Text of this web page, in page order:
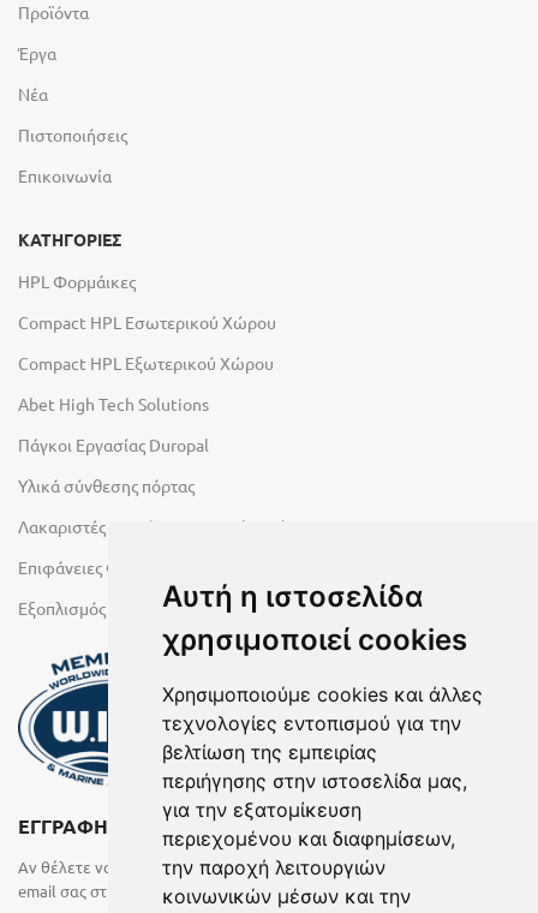
Αυτή η ιστοσελίδα
χρησιμοποιεί cookies
Χρησιμοποιούμε cookies και άλλες
τεχνολογίες εντοπισμού για την
βελτίωση της εμπειρίας
περιήγησης στην ιστοσελίδα μας,
για την εξατομίκευση
περιεχομένου και διαφημίσεων,
την παροχή λειτουργιών
κοινωνικών μέσων και την
Προϊόντα
Έργα
Νέα
Πιστοποιήσεις
Επικοινωνία
ΚΑΤΗΓΟΡΙΕΣ
HPL Φορμάικες
Compact HPL Εσωτερικού Χώρου
Compact HPL Εξωτερικού Χώρου
Abet High Tech Solutions
Πάγκοι Εργασίας Duropal
Υλικά σύνθεσης πόρτας
Λακαριστές επιφάνειες Primeboard
Επιφάνειες Φυσικών Πετρωμάτων
Εξοπλισμός Υγρών Χώρων
ΕΓΓΡΑΦΗ ΣΤΟ NEWSLETTER
Αν θέλετε να λαμβάνετε ενημερωτικά email συμπληρώστε το
email σας στην παρακάτω φόρμα